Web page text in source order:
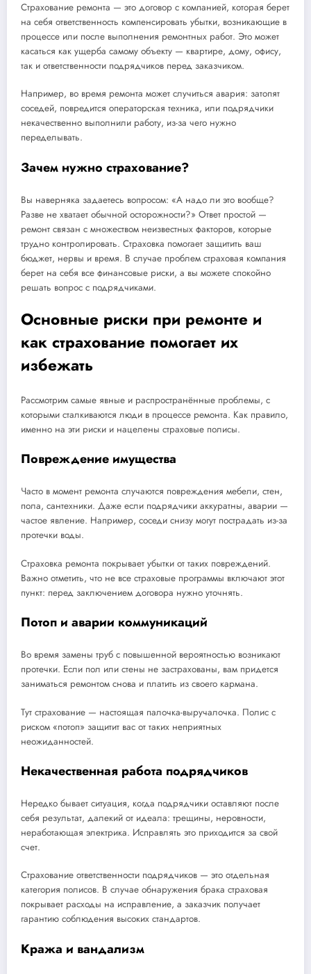
Страхование ремонта — это договор с компанией, которая берет
на себя ответственность компенсировать убытки, возникающие в
процессе или после выполнения ремонтных работ. Это может
касаться как ущерба самому объекту — квартире, дому, офису,
так и ответственности подрядчиков перед заказчиком.
Например, во время ремонта может случиться авария: затопят
соседей, повредится операторская техника, или подрядчики
некачественно выполнили работу, из-за чего нужно
переделывать.
Зачем нужно страхование?
Вы наверняка задаетесь вопросом: «А надо ли это вообще?
Разве не хватает обычной осторожности?» Ответ простой —
ремонт связан с множеством неизвестных факторов, которые
трудно контролировать. Страховка помогает защитить ваш
бюджет, нервы и время. В случае проблем страховая компания
берет на себя все финансовые риски, а вы можете спокойно
решать вопрос с подрядчиками.
Основные риски при ремонте и
как страхование помогает их
избежать
Рассмотрим самые явные и распространённые проблемы, с
которыми сталкиваются люди в процессе ремонта. Как правило,
именно на эти риски и нацелены страховые полисы.
Повреждение имущества
Часто в момент ремонта случаются повреждения мебели, стен,
пола, сантехники. Даже если подрядчики аккуратны, аварии —
частое явление. Например, соседи снизу могут пострадать из-за
протечки воды.
Страховка ремонта покрывает убытки от таких повреждений.
Важно отметить, что не все страховые программы включают этот
пункт: перед заключением договора нужно уточнять.
Потоп и аварии коммуникаций
Во время замены труб с повышенной вероятностью возникают
протечки. Если пол или стены не застрахованы, вам придется
заниматься ремонтом снова и платить из своего кармана.
Тут страхование — настоящая палочка-выручалочка. Полис с
риском «потоп» защитит вас от таких неприятных
неожиданностей.
Некачественная работа подрядчиков
Нередко бывает ситуация, когда подрядчики оставляют после
себя результат, далекий от идеала: трещины, неровности,
неработающая электрика. Исправлять это приходится за свой
счет.
Страхование ответственности подрядчиков — это отдельная
категория полисов. В случае обнаружения брака страховая
покрывает расходы на исправление, а заказчик получает
гарантию соблюдения высоких стандартов.
Кража и вандализм